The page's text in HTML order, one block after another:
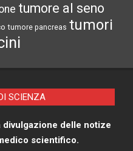
tumore al seno
tumore pancreas tumori
SCIENZA
divulgazione delle notize
scientifico.